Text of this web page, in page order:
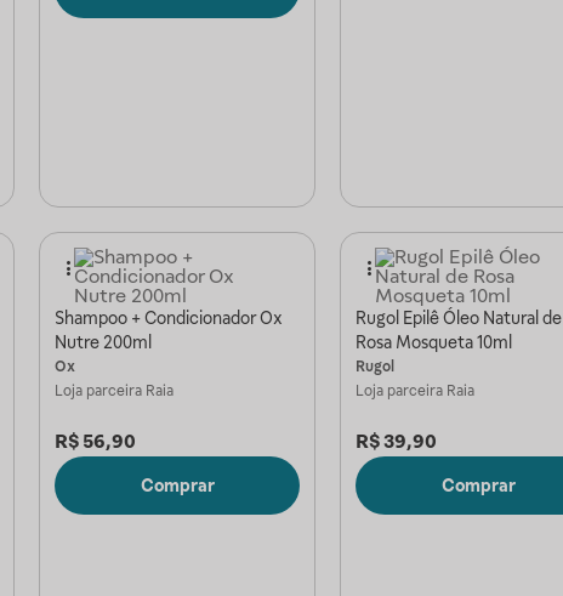
Shampoo + Condicionador Ox
Nutre 200ml
Ox
Loja parceira Raia
R$ 56,90
Comprar
Rugol Epilê Óleo Natural de
Rosa Mosqueta 10ml
Rugol
Loja parceira Raia
R$39,90
Comprar